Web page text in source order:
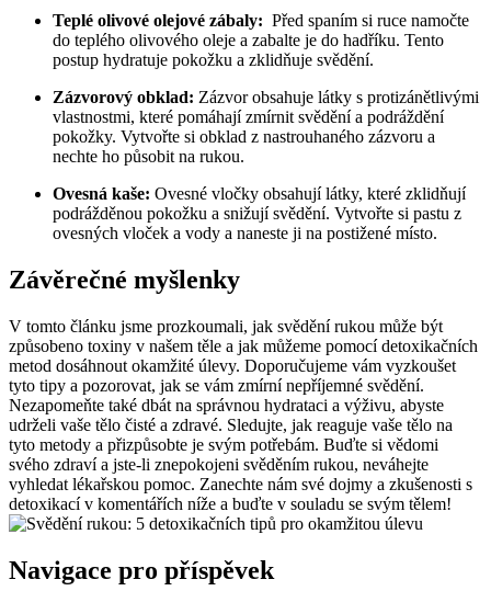
Teplé olivové olejové‌ zábaly: ‍ Před spaním si ruce namočte
do teplého olivového oleje a ⁢zabalte je ​do ‍hadříku. Tento
postup⁣ hydratuje pokožku⁣ a zklidňuje ⁢svědění.
Zázvorový obklad: ‍Zázvor obsahuje látky s protizánětlivými
vlastnostmi, ​které⁤ pomáhají‍ zmírnit svědění a podráždění
pokožky.⁤ Vytvořte si obklad z nastrouhaného zázvoru a
nechte‌ ho působit na rukou.
Ovesná kaše: Ovesné vločky obsahují látky, ⁤které zklidňují
podrážděnou⁣ pokožku a‍ snižují svědění.⁤ Vytvořte⁤ si pastu⁣ z
ovesných vloček a vody a naneste ji na ‍postižené místo.
Závěrečné myšlenky
V tomto ⁤článku jsme prozkoumali,⁢ jak svědění⁣ rukou může být
způsobeno ⁤toxiny v⁤ našem ​těle a jak můžeme pomocí detoxikačních
metod dosáhnout ⁣okamžité ⁤úlevy.‍ Doporučujeme vám⁣ vyzkoušet
tyto tipy a‍ pozorovat, jak se vám zmírní nepříjemné ⁣svědění.
⁢Nezapomeňte také dbát‌ na ⁣správnou hydrataci a výživu, ⁣abyste
udrželi vaše tělo čisté a zdravé. Sledujte, jak reaguje vaše⁣ tělo na
⁤tyto metody a přizpůsobte je svým potřebám. Buďte ‍si vědomi
svého zdraví a ⁤jste-li ‌znepokojeni ⁣svěděním ‍rukou, neváhejte
vyhledat ‍lékařskou pomoc. Zanechte nám své dojmy a zkušenosti s
detoxikací v komentářích⁣ níže‍ a ⁤buďte v souladu se‍ svým tělem!
Navigace pro příspěvek